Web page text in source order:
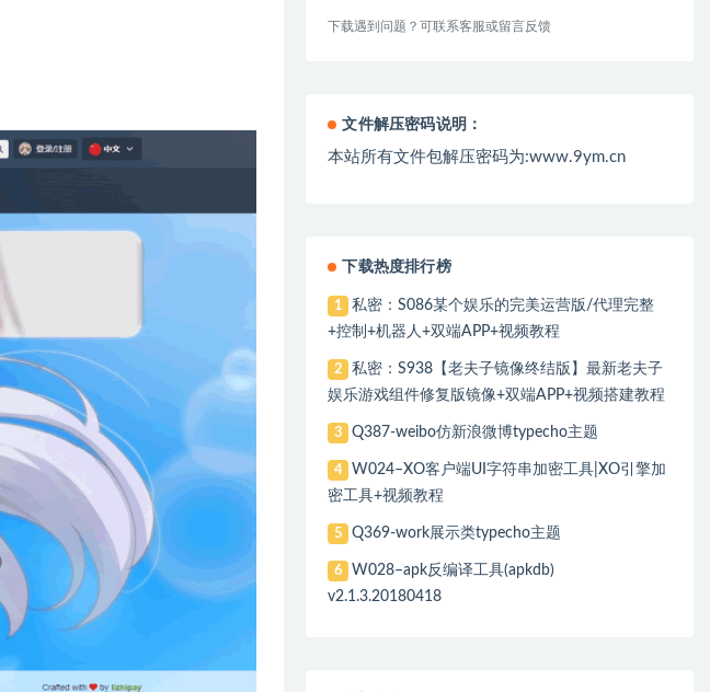
下载遇到问题？可联系客服或留言反馈
文件解压密码说明：
本站所有文件包解压密码为:www.9ym.cn
下载热度排行榜
1
私密：S086某个娱乐的完美运营版/代理完整
+控制+机器人+双端APP+视频教程
2
私密：S938【老夫子镜像终结版】最新老夫子
娱乐游戏组件修复版镜像+双端APP+视频搭建教程
3 Q387-weibo仿新浪微博typecho主题
4
W024–XO客户端UI字符串加密工具|XO引擎加
密工具+视频教程
5 Q369-work展示类typecho主题
6
W028–apk反编译工具(apkdb)
v2.1.3.20180418